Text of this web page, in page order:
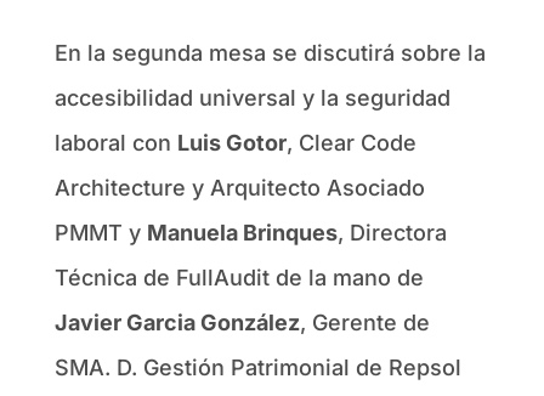
En la segunda mesa se discutirá sobre la
accesibilidad universal y la seguridad
laboral con Luis Gotor, Clear Code
Architecture y Arquitecto Asociado
PMMT y Manuela Brinques, Directora
Técnica de FullAudit de la mano de
Javier Garcia González, Gerente de
SMA. D. Gestión Patrimonial de Repsol